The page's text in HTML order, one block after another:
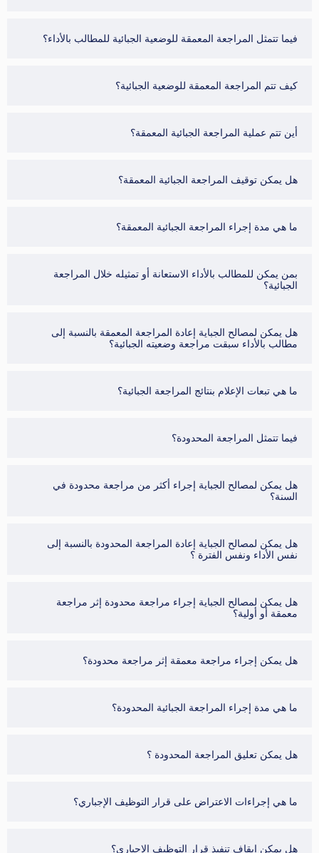
فيما تتمثل المراجعة المعمقة للوضعية الجبائية للمطالب بالأداء؟
كيف تتم المراجعة المعمقة للوضعية الجبائية؟
أين تتم عملية المراجعة الجبائية المعمقة؟
هل يمكن توقيف المراجعة الجبائية المعمقة؟
ما هي مدة إجراء المراجعة الجبائية المعمقة؟
بمن يمكن للمطالب بالأداء الاستعانة أو تمثيله خلال المراجعة
الجبائية؟
هل يمكن لمصالح الجباية إعادة المراجعة المعمقة بالنسبة إلى
مطالب بالأداء سبقت مراجعة وضعيته الجبائية؟
ما هي تبعات الإعلام بنتائج المراجعة الجبائية؟
فيما تتمثل المراجعة المحدودة؟
هل يمكن لمصالح الجباية إجراء أكثر من مراجعة محدودة في
السنة؟
هل يمكن لمصالح الجباية إعادة المراجعة المحدودة بالنسبة إلى
نفس الأداء ونفس الفترة ؟
هل يمكن لمصالح الجباية إجراء مراجعة محدودة إثر مراجعة
معمقة أو أولية؟
هل يمكن إجراء مراجعة معمقة إثر مراجعة محدودة؟
ما هي مدة إجراء المراجعة الجبائية المحدودة؟
هل يمكن تعليق المراجعة المحدودة ؟
ما هي إجراءات الاعتراض على قرار التوظيف الإجباري؟
هل يمكن إيقاف تنفيذ قرار التوظيف الإجباري؟